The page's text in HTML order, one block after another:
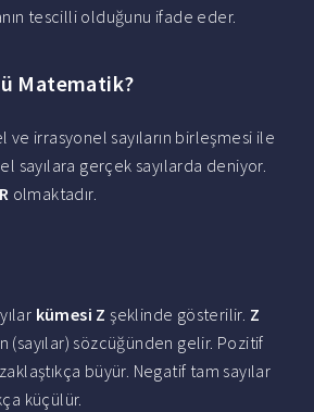
tescilli olduğunu ifade eder.
Matematik?
ve irrasyonel sayıların birleşmesi ile
sayılara gerçek sayılarda deniyor.
R olmaktadır.
kümesi Z şeklinde gösterilir. Z
(sayılar) sözcüğünden gelir. Pozitif
büyür. Negatif tam sayılar
küçülür.